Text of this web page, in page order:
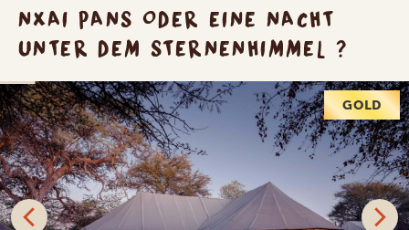
NXAI PANS ODER EINE NACHT
UNTER DEM STERNENHIMMEL ?
GOLD